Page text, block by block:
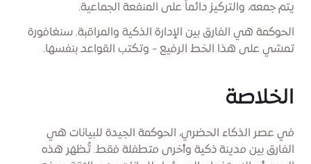
يتم جمعه، والتركيز دائماً على المنفعة الجماعية.
الحوكمة هي الفارق بين الإدارة الذكية والمراقبة. سنغافورة
تمشي على هذا الخط الرفيع - وتكتب القواعد بنفسها.
الخلاصة
في عصر الذكاء الحضري، الحوكمة الجيدة للبيانات هي
الفارق بين مدينة ذكية وأخرى متطفلة فقط. تُظهر هذه